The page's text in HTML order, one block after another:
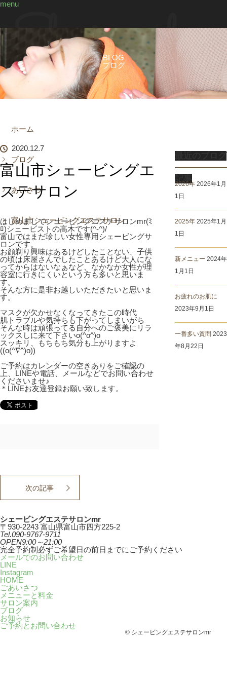
menu
BLOG
ブログ
ホーム
ブログ
あいさつ
富山市シェービングエステサロン
2020.12.7
富山市シェービングエ
ステサロン
はじめましてシェービングエステサロンmr(ﾐ
ﾛ)シェービストの高木です(^-^)/
富山ではまだ珍しい女性専用シェービングサ
ロンです。
お顔剃り興味はあるけどしたことない、子供
の頃は床屋さんでしたことあるけど大人にな
ってからはないなぁなど、なかなか女性が理
容室に行きにくいという方も多いと思いま
す。
そんな方に是非お越しいただきたいと思いま
す。
マスクが欠かせなくなってきたこの時代
肌トラブルや気持ちも下がってしまいがち
そんな時は頑張ってる自分へのご褒美にリラ
ックスしに来て下さいo(^o^)o
スッキリ、もちもち気分も上がりますよ
((o(^∇^)o))
ご予約はカレンダーの空きありをご確認の
上、LINEや電話、メールなどでお問い合わせ
くださいませ♪
＊LINEお友達登録お願い致します。
次の記事
記事
2026年 2026年1月
1日
2025年 2025年1月
1日
新メニュー 2024年
1月1日
お疲れのお肌に
2023年9月1日
一番多い質問 2023
年8月22日
シェービングエステサロンmr
〒930-2243 富山県富山市四方225-2
Tel.090-9767-9711
OPEN9:00～21:00
完全予約制 必ずご希望日の前日までにご予約ください
メールでのお問い合わせ
LINE
Instagram
HOME
ごあいさつ
メニューと料金
サロン案内
ブログ
お知らせ
ご予約とお問い合わせ
© シェービングエステサロンmr